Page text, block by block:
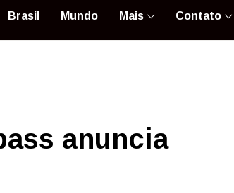
Brasil Mundo Mais Contato
anuncia